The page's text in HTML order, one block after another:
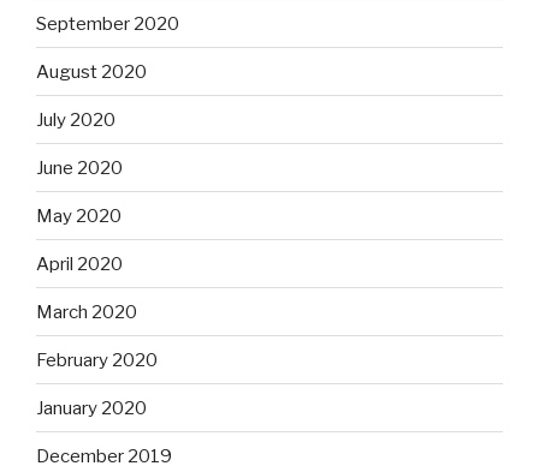
September 2020
August 2020
July 2020
June 2020
May 2020
April 2020
March 2020
February 2020
January 2020
December 2019